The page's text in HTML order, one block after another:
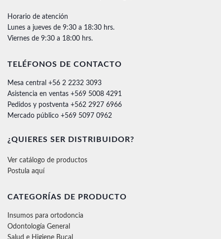
Horario de atención
Lunes a jueves de 9:30 a 18:30 hrs.
Viernes de 9:30 a 18:00 hrs.
TELÉFONOS DE CONTACTO
Mesa central +56 2 2232 3093
Asistencia en ventas +569 5008 4291
Pedidos y postventa +562 2927 6966
Mercado público +569 5097 0962
¿QUIERES SER DISTRIBUIDOR?
Ver catálogo de productos
Postula aquí
CATEGORÍAS DE PRODUCTO
Insumos para ortodoncia
Odontología General
Salud e Higiene Bucal